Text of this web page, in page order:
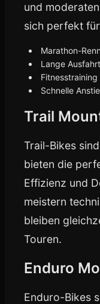
und
sich perfekt
Marathon-
Lange
Schnelle
Trail
Trail-Bikes
bieten die
Effizienz und
meistern
bleiben
Touren.
Enduro
Enduro-Bikes